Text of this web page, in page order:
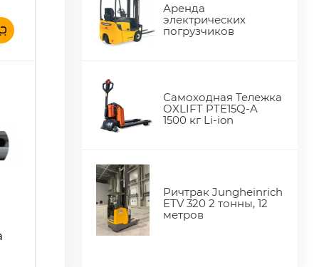
Аренда
электрических
погрузчиков
Самоходная Тележка
OXLIFT PTE15Q-A
1500 кг Li-ion
Ричтрак Jungheinrich
ETV 320 2 тонны, 12
метров